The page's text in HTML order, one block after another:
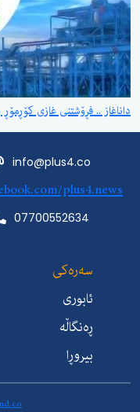
داناغاز .. فڕۆشتنی غازی
info@plus4.co
plus4.news
07700552634
سەرەکی
ئابوری
ڕەنگاڵە
بیروڕا